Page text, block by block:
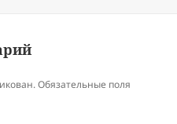
Обязательные поля